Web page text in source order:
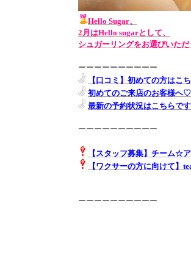
Hello Sugar、
2月はHello sugarとして、
シュガーリングをお選びいた
ーーーーーーーーーー
【口コミ】初めての方はこ
初めてのご来店のお客様へ
最新の予約状況はこちらです
ーーーーーーーーーー
【スタッフ募集】チーム☆
【ワクサーの方に向けて】
ーーーーーーーーーー